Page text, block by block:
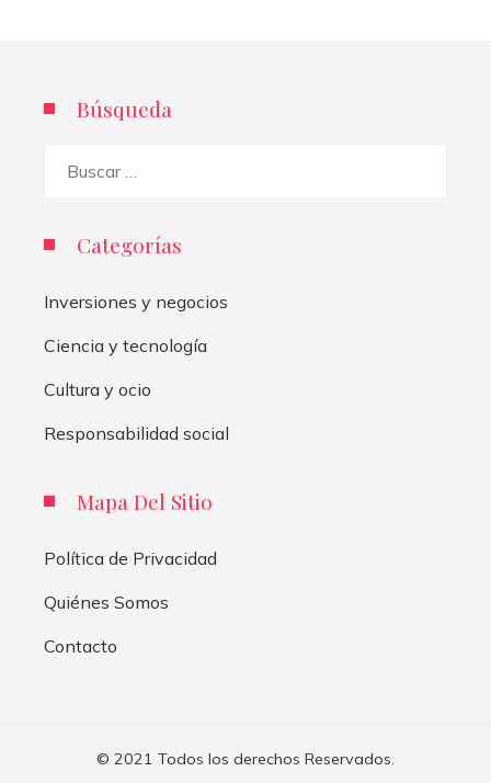
Búsqueda
Categorías
Inversiones y negocios
Ciencia y tecnología
Cultura y ocio
Responsabilidad social
Mapa Del Sitio
Política de Privacidad
Quiénes Somos
Contacto
© 2021 Todos los derechos Reservados.